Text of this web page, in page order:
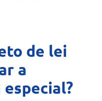
de lei
a